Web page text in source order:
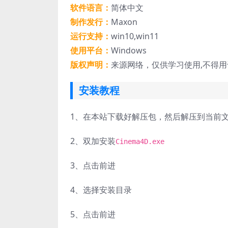
软件语言： 简体中文
制作发行： Maxon
运行支持： win10,win11
使用平台： Windows
版权声明： 来源网络，仅供学习使用,不得用
安装教程
1、 在本站下载好解压包，然后解压到当前
2、 双加安装Cinema4D.exe
3、 点击前进
4、 选择安装目录
5、 点击前进